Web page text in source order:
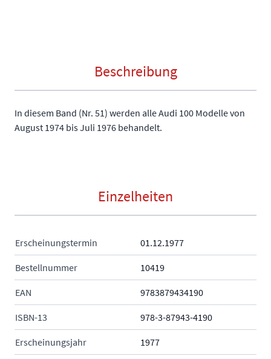
Beschreibung
In diesem Band (Nr. 51) werden alle Audi 100 Modelle von
August 1974 bis Juli 1976 behandelt.
Einzelheiten
Erscheinungstermin 01.12.1977
Bestellnummer 10419
EAN 9783879434190
ISBN-13 978-3-87943-4190
Erscheinungsjahr 1977